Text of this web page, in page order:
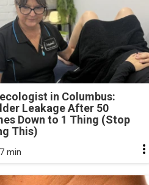
in Columbus:
Leakage After 50
Down to 1 Thing (Stop
This)
min